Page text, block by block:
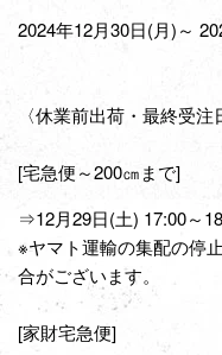
2024年12月30日(月)～
〈休業前出荷・最終受注
[宅急便～200㎝まで]
⇒12月29日(土) 17:00～
※ヤマト運輸の集配の停
合がございます。
[家財宅急便]